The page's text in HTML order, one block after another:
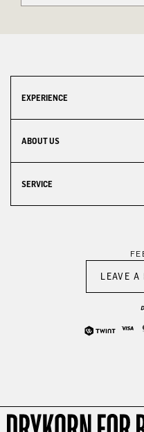
EXPERIENCE
ABOUT US
SERVICE
LEAVE A